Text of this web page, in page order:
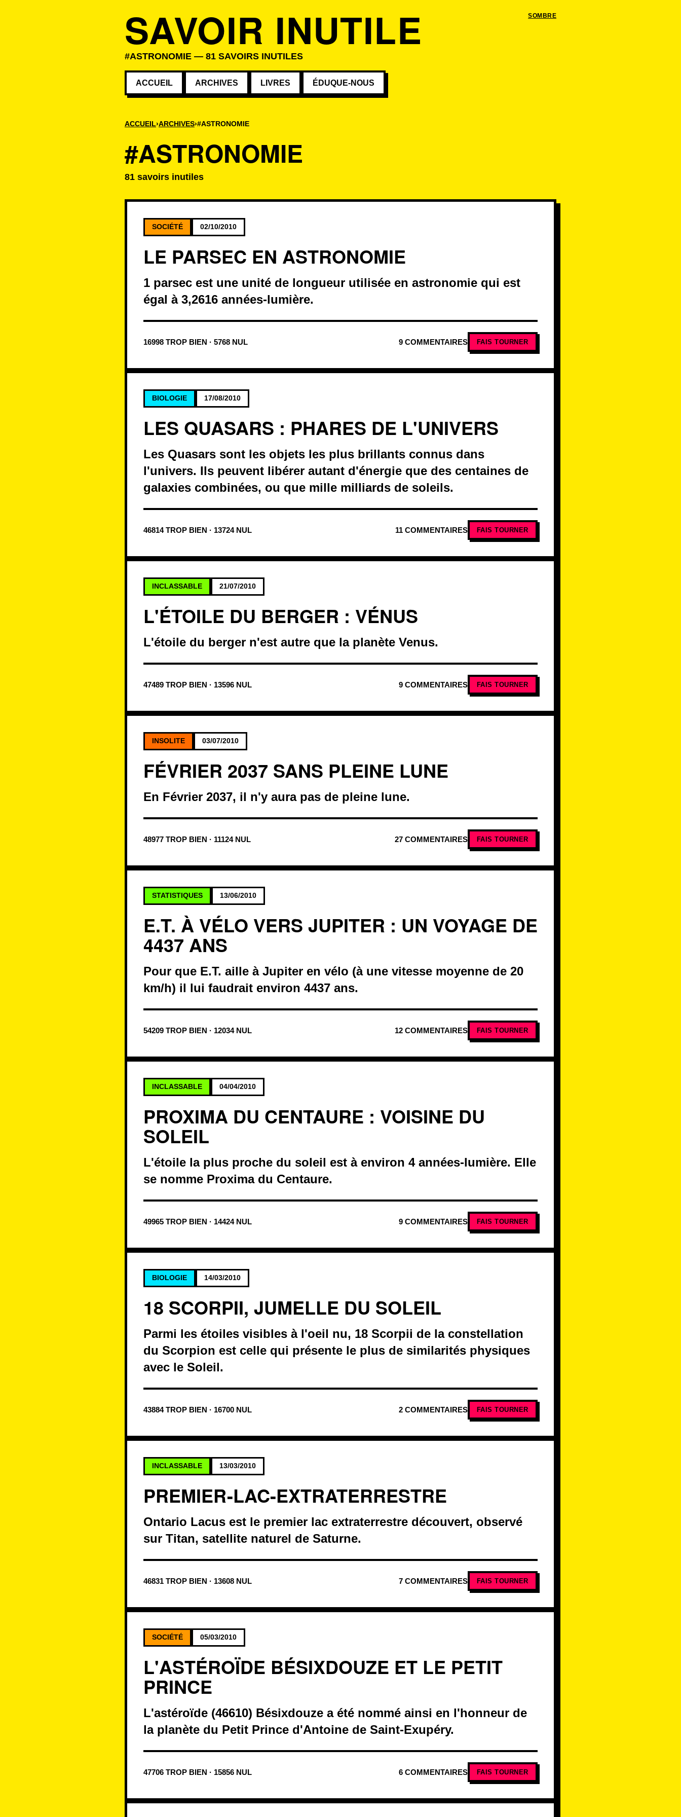
SOMBRE
SAVOIR INUTILE
#ASTRONOMIE — 81 SAVOIRS INUTILES
ACCUEIL ARCHIVES LIVRES ÉDUQUE-NOUS
ACCUEIL ARCHIVES #ASTRONOMIE
#ASTRONOMIE
81 savoirs inutiles
Savoirs associés au mot-clé
SOCIÉTÉ 02/10/2010
LE PARSEC EN ASTRONOMIE
1 parsec est une unité de longueur utilisée en astronomie qui est
égal à 3,2616 années-lumière.
16998 TROP BIEN · 5768 NUL 9 COMMENTAIRES FAIS TOURNER
BIOLOGIE 17/08/2010
LES QUASARS : PHARES DE L'UNIVERS
Les Quasars sont les objets les plus brillants connus dans
l'univers. Ils peuvent libérer autant d'énergie que des centaines de
galaxies combinées, ou que mille milliards de soleils.
46814 TROP BIEN · 13724 NUL 11 COMMENTAIRES FAIS TOURNER
INCLASSABLE 21/07/2010
L'ÉTOILE DU BERGER : VÉNUS
L'étoile du berger n'est autre que la planète Venus.
47489 TROP BIEN · 13596 NUL 9 COMMENTAIRES FAIS TOURNER
INSOLITE 03/07/2010
FÉVRIER 2037 SANS PLEINE LUNE
En Février 2037, il n'y aura pas de pleine lune.
48977 TROP BIEN · 11124 NUL 27 COMMENTAIRES FAIS TOURNER
STATISTIQUES 13/06/2010
E.T. À VÉLO VERS JUPITER : UN VOYAGE DE
4437 ANS
Pour que E.T. aille à Jupiter en vélo (à une vitesse moyenne de 20
km/h) il lui faudrait environ 4437 ans.
54209 TROP BIEN · 12034 NUL 12 COMMENTAIRES FAIS TOURNER
INCLASSABLE 04/04/2010
PROXIMA DU CENTAURE : VOISINE DU
SOLEIL
L'étoile la plus proche du soleil est à environ 4 années-lumière. Elle
se nomme Proxima du Centaure.
49965 TROP BIEN · 14424 NUL 9 COMMENTAIRES FAIS TOURNER
BIOLOGIE 14/03/2010
18 SCORPII, JUMELLE DU SOLEIL
Parmi les étoiles visibles à l'oeil nu, 18 Scorpii de la constellation
du Scorpion est celle qui présente le plus de similarités physiques
avec le Soleil.
43884 TROP BIEN · 16700 NUL 2 COMMENTAIRES FAIS TOURNER
INCLASSABLE 13/03/2010
PREMIER-LAC-EXTRATERRESTRE
Ontario Lacus est le premier lac extraterrestre découvert, observé
sur Titan, satellite naturel de Saturne.
46831 TROP BIEN · 13608 NUL 7 COMMENTAIRES FAIS TOURNER
SOCIÉTÉ 05/03/2010
L'ASTÉROÏDE BÉSIXDOUZE ET LE PETIT
PRINCE
L'astéroïde (46610) Bésixdouze a été nommé ainsi en l'honneur de
la planète du Petit Prince d'Antoine de Saint-Exupéry.
47706 TROP BIEN · 15856 NUL 6 COMMENTAIRES FAIS TOURNER